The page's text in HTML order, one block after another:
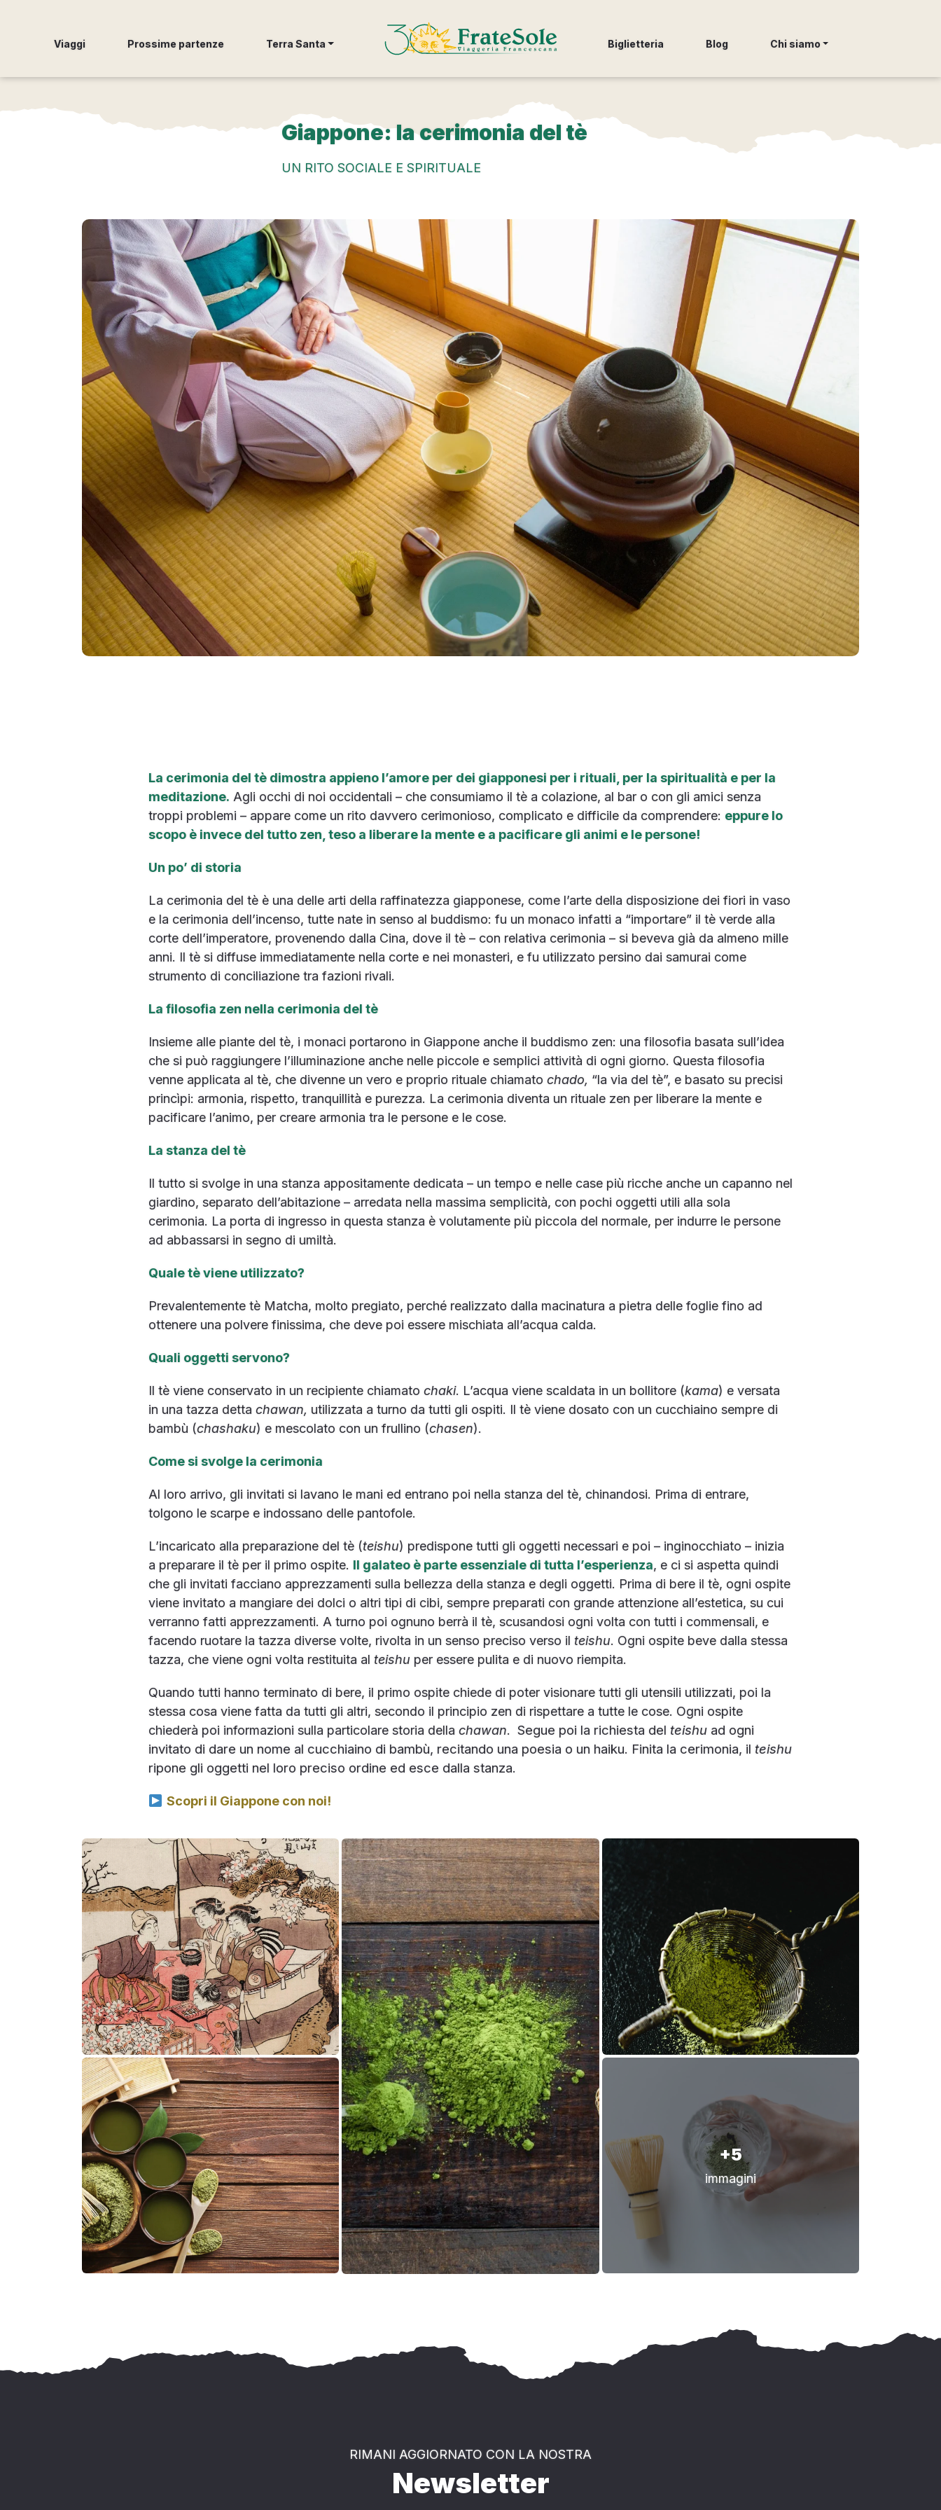
Viaggi Prossime partenze Terra Santa
FrateSole Viaggeria Francescana
Biglietteria Blog Chi siamo
Giappone: la cerimonia del tè
UN RITO SOCIALE E SPIRITUALE
La cerimonia del tè dimostra appieno l’amore per dei giapponesi per i rituali, per la spiritualità e per la
meditazione. Agli occhi di noi occidentali – che consumiamo il tè a colazione, al bar o con gli amici senza
troppi problemi – appare come un rito davvero cerimonioso, complicato e difficile da comprendere: eppure lo
scopo è invece del tutto zen, teso a liberare la mente e a pacificare gli animi e le persone!
Un po’ di storia
La cerimonia del tè è una delle arti della raffinatezza giapponese, come l’arte della disposizione dei fiori in vaso
e la cerimonia dell’incenso, tutte nate in senso al buddismo: fu un monaco infatti a “importare” il tè verde alla
corte dell’imperatore, provenendo dalla Cina, dove il tè – con relativa cerimonia – si beveva già da almeno mille
anni. Il tè si diffuse immediatamente nella corte e nei monasteri, e fu utilizzato persino dai samurai come
strumento di conciliazione tra fazioni rivali.
La filosofia zen nella cerimonia del tè
Insieme alle piante del tè, i monaci portarono in Giappone anche il buddismo zen: una filosofia basata sull’idea
che si può raggiungere l’illuminazione anche nelle piccole e semplici attività di ogni giorno. Questa filosofia
venne applicata al tè, che divenne un vero e proprio rituale chiamato chado, “la via del tè”, e basato su precisi
princìpi: armonia, rispetto, tranquillità e purezza. La cerimonia diventa un rituale zen per liberare la mente e
pacificare l’animo, per creare armonia tra le persone e le cose.
La stanza del tè
Il tutto si svolge in una stanza appositamente dedicata – un tempo e nelle case più ricche anche un capanno nel
giardino, separato dell’abitazione – arredata nella massima semplicità, con pochi oggetti utili alla sola
cerimonia. La porta di ingresso in questa stanza è volutamente più piccola del normale, per indurre le persone
ad abbassarsi in segno di umiltà.
Quale tè viene utilizzato?
Prevalentemente tè Matcha, molto pregiato, perché realizzato dalla macinatura a pietra delle foglie fino ad
ottenere una polvere finissima, che deve poi essere mischiata all’acqua calda.
Quali oggetti servono?
Il tè viene conservato in un recipiente chiamato chaki. L’acqua viene scaldata in un bollitore (kama) e versata
in una tazza detta chawan, utilizzata a turno da tutti gli ospiti. Il tè viene dosato con un cucchiaino sempre di
bambù (chashaku) e mescolato con un frullino (chasen).
Come si svolge la cerimonia
Al loro arrivo, gli invitati si lavano le mani ed entrano poi nella stanza del tè, chinandosi. Prima di entrare,
tolgono le scarpe e indossano delle pantofole.
L’incaricato alla preparazione del tè (teishu) predispone tutti gli oggetti necessari e poi – inginocchiato – inizia
a preparare il tè per il primo ospite. Il galateo è parte essenziale di tutta l’esperienza, e ci si aspetta quindi
che gli invitati facciano apprezzamenti sulla bellezza della stanza e degli oggetti. Prima di bere il tè, ogni ospite
viene invitato a mangiare dei dolci o altri tipi di cibi, sempre preparati con grande attenzione all’estetica, su cui
verranno fatti apprezzamenti. A turno poi ognuno berrà il tè, scusandosi ogni volta con tutti i commensali, e
facendo ruotare la tazza diverse volte, rivolta in un senso preciso verso il teishu. Ogni ospite beve dalla stessa
tazza, che viene ogni volta restituita al teishu per essere pulita e di nuovo riempita.
Quando tutti hanno terminato di bere, il primo ospite chiede di poter visionare tutti gli utensili utilizzati, poi la
stessa cosa viene fatta da tutti gli altri, secondo il principio zen di rispettare a tutte le cose. Ogni ospite
chiederà poi informazioni sulla particolare storia della chawan. Segue poi la richiesta del teishu ad ogni
invitato di dare un nome al cucchiaino di bambù, recitando una poesia o un haiku. Finita la cerimonia, il teishu
ripone gli oggetti nel loro preciso ordine ed esce dalla stanza.
Scopri il Giappone con noi!
+5
immagini
RIMANI AGGIORNATO CON LA NOSTRA
Newsletter